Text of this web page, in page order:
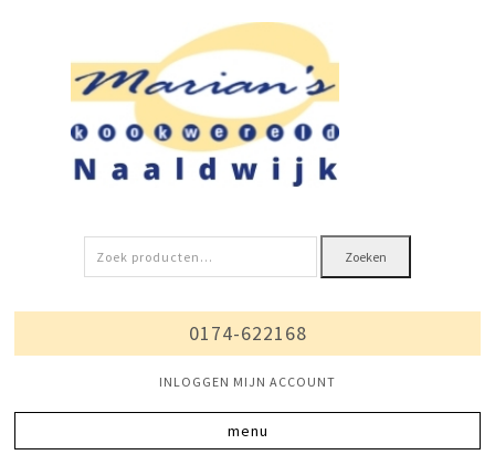
Zoeken
naar:
Zoeken
0174-622168
INLOGGEN MIJN ACCOUNT